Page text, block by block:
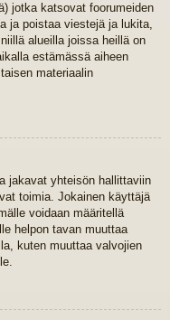
jotka katsovat foorumeiden
ja poistaa viestejä ja lukita,
alueilla joissa heillä on
estämässä aiheen
materiaalin
jakavat yhteisön hallittaviin
toimia. Jokainen käyttäjä
voidaan määritellä
helpon tavan muuttaa
kuten muuttaa valvojien